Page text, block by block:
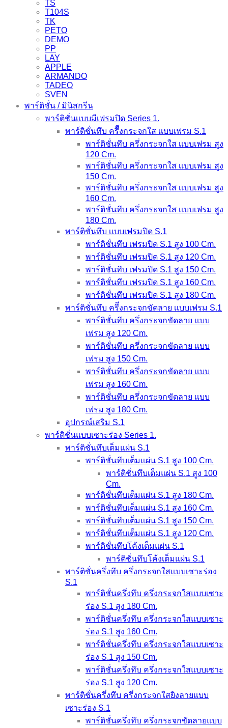
TS
T104S
TK
PETO
DEMO
PP
LAY
APPLE
ARMANDO
TADEO
SVEN
พาร์ติชั่น / มินิสกรีน
พาร์ติชั่นเเบบมีเฟรมปิด Series 1.
พาร์ติชั่นทึบ ครึีงกระจกใส เเบบเฟรม S.1
พาร์ติชั่นทึบ ครึ่งกระจกใส เเบบเฟรม สูง
120 Cm.
พาร์ติชั่นทึบ ครึ่งกระจกใส เเบบเฟรม สูง
150 Cm.
พาร์ติชั่นทึบ ครึ่งกระจกใส เเบบเฟรม สูง
160 Cm.
พาร์ติชั่นทึบ ครึ่งกระจกใส เเบบเฟรม สูง
180 Cm.
พาร์ติชั่นทึบ เเบบเฟรมปิด S.1
พาร์ติชั่นทึบ เฟรมปิด S.1 สูง 100 Cm.
พาร์ติชั่นทึบ เฟรมปิด S.1 สูง 120 Cm.
พาร์ติชั่นทึบ เฟรมปิด S.1 สูง 150 Cm.
พาร์ติชั่นทึบ เฟรมปิด S.1 สูง 160 Cm.
พาร์ติชั่นทึบ เฟรมปิด S.1 สูง 180 Cm.
พาร์ติชั่นทึบ ครึีงกระจกขัดลาย เเบบเฟรม S.1
พาร์ติชั่นทึบ ครึ่งกระจกขัดลาย เเบบ
เฟรม สูง 120 Cm.
พาร์ติชั่นทึบ ครึ่งกระจกขัดลาย เเบบ
เฟรม สูง 150 Cm.
พาร์ติชั่นทึบ ครึ่งกระจกขัดลาย เเบบ
เฟรม สูง 160 Cm.
พาร์ติชั่นทึบ ครึ่งกระจกขัดลาย เเบบ
เฟรม สูง 180 Cm.
อุปกรณ์เสริม S.1
พาร์ติชั่นแบบเซาะร่อง Series 1.
พาร์ติชั่นทึบเต็มแผ่น S.1
พาร์ติชั่นทึบเต็มแผ่น S.1 สูง 100 Cm.
พาร์ติชั่นทึบเต็มแผ่น S.1 สูง 100
Cm.
พาร์ติชั่นทึบเต็มแผ่น S.1 สูง 180 Cm.
พาร์ติชั่นทึบเต็มแผ่น S.1 สูง 160 Cm.
พาร์ติชั่นทึบเต็มแผ่น S.1 สูง 150 Cm.
พาร์ติชั่นทึบเต็มแผ่น S.1 สูง 120 Cm.
พาร์ติชั่นทึบโค้งเต็มแผ่น S.1
พาร์ติชั่นทึบโค้งเต็มแผ่น S.1
พาร์ติชั่นครึ่งทึบ ครึ่งกระจกใสแบบเซาะร่อง
S.1
พาร์ติชั่นครึ่งทึบ ครึ่งกระจกใสแบบเซาะ
ร่อง S.1 สูง 180 Cm.
พาร์ติชั่นครึ่งทึบ ครึ่งกระจกใสแบบเซาะ
ร่อง S.1 สูง 160 Cm.
พาร์ติชั่นครึ่งทึบ ครึ่งกระจกใสแบบเซาะ
ร่อง S.1 สูง 150 Cm.
พาร์ติชั่นครึ่งทึบ ครึ่งกระจกใสแบบเซาะ
ร่อง S.1 สูง 120 Cm.
พาร์ติชั่นครึ่งทึบ ครึ่งกระจกใสยิงลายแบบ
เซาะร่อง S.1
พาร์ติชั่นครึ่งทึบ ครึ่งกระจกขัดลายแบบ